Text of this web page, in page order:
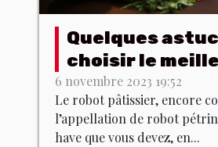
Quelques
choisir le
robot pâtissier
6 novembre 2023 19:52
Le robot pâtissier, encore
l’appellation de robot
have que vous devez, en...